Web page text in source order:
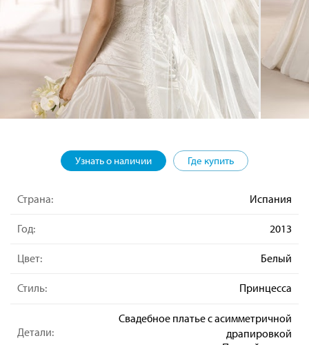
Узнать о наличии Где купить
Страна: Испания
Год: 2013
Цвет: Белый
Стиль: Принцесса
Детали:
Свадебное платье с асимметричной
драпировкой